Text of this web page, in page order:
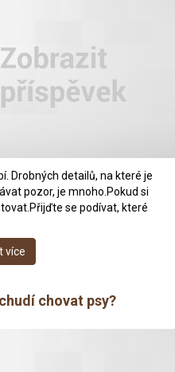
Drobných detailů, na které je
pozor, je mnoho.Pokud si
se podívat, které
více
chovat psy?